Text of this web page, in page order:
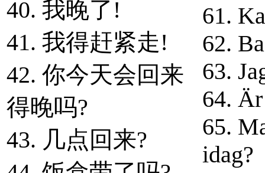
40. 我晚了!
41. 我得赶紧走!
42. 你今天会回来
得晚吗?
43. 几点回来?
61.
62.
63.
64.
65.
idag?